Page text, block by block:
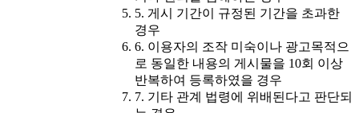
5. 게시 기간이 규정된 기간을 초과한
경우
6. 이용자의 조작 미숙이나 광고목적으
로 동일한 내용의 게시물을 10회 이상
반복하여 등록하였을 경우
7. 기타 관계 법령에 위배된다고 판단되